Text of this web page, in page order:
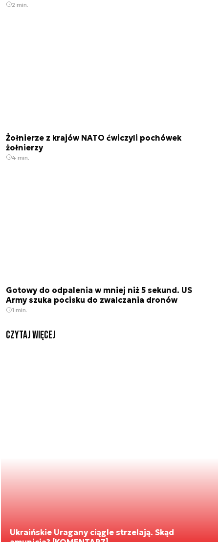
2 min.
Żołnierze z krajów NATO ćwiczyli pochówek
żołnierzy
4 min.
Gotowy do odpalenia w mniej niż 5 sekund. US
Army szuka pocisku do zwalczania dronów
1 min.
czytaj więcej
Ukraińskie Uragany ciągle strzelają. Skąd